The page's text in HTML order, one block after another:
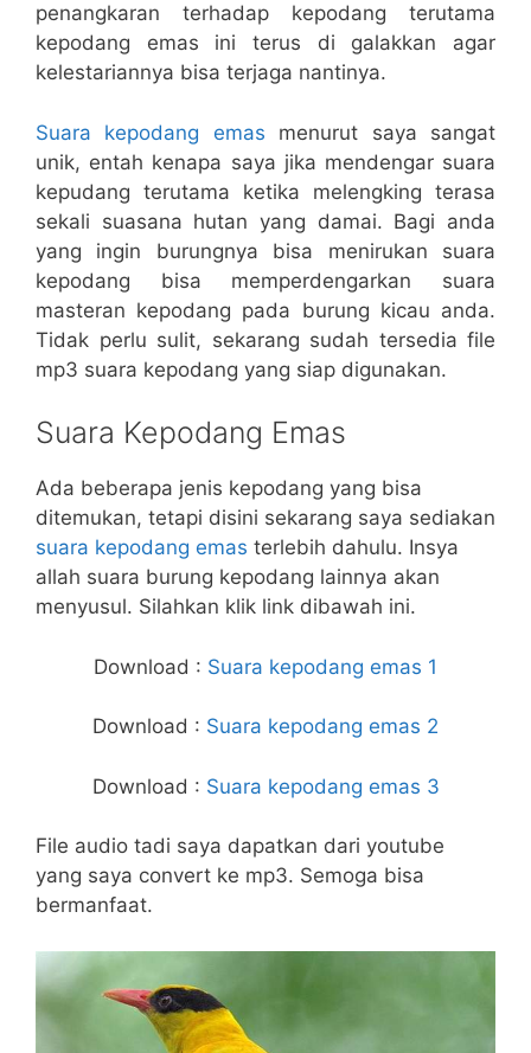
penangkaran terhadap kepodang terutama
kepodang emas ini terus di galakkan agar
kelestariannya bisa terjaga nantinya.
Suara kepodang emas menurut saya sangat
unik, entah kenapa saya jika mendengar suara
kepudang terutama ketika melengking terasa
sekali suasana hutan yang damai. Bagi anda
yang ingin burungnya bisa menirukan suara
kepodang bisa memperdengarkan suara
masteran kepodang pada burung kicau anda.
Tidak perlu sulit, sekarang sudah tersedia file
mp3 suara kepodang yang siap digunakan.
Suara Kepodang Emas
Ada beberapa jenis kepodang yang bisa
ditemukan, tetapi disini sekarang saya sediakan
suara kepodang emas terlebih dahulu. Insya
allah suara burung kepodang lainnya akan
menyusul. Silahkan klik link dibawah ini.
Download : Suara kepodang emas 1
Download : Suara kepodang emas 2
Download : Suara kepodang emas 3
File audio tadi saya dapatkan dari youtube
yang saya convert ke mp3. Semoga bisa
bermanfaat.